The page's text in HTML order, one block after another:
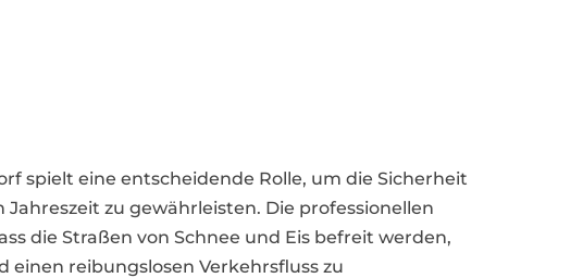
spielt eine entscheidende Rolle, um die Sicherheit
zu gewährleisten. Die professionellen
die Straßen von Schnee und Eis befreit werden,
einen reibungslosen Verkehrsfluss zu